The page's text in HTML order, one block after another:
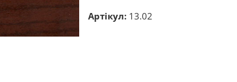
Артікул: 13.02